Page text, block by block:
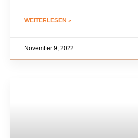
WEITERLESEN »
November 9, 2022